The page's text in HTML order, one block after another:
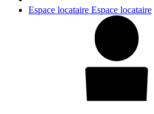
Espace locataire Espace locataire